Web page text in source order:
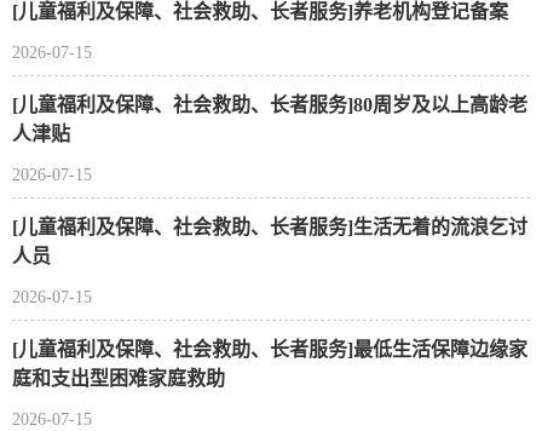
[儿童福利及保障、社会救助、长者服务]养老机构登记备案
2026-07-15
[儿童福利及保障、社会救助、长者服务]80周岁及以上高龄老
人津贴
2026-07-15
[儿童福利及保障、社会救助、长者服务]生活无着的流浪乞讨
人员
2026-07-15
[儿童福利及保障、社会救助、长者服务]最低生活保障边缘家
庭和支出型困难家庭救助
2026-07-15